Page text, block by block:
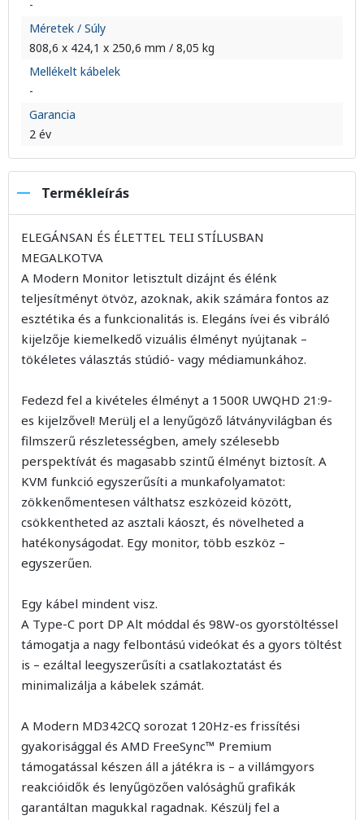
-
Méretek / Súly
808,6 x 424,1 x 250,6 mm / 8,05 kg
Mellékelt kábelek
-
Garancia
2 év
Termékleírás
ELEGÁNSAN ÉS ÉLETTEL TELI STÍLUSBAN
MEGALKOTVA
A Modern Monitor letisztult dizájnt és élénk
teljesítményt ötvöz, azoknak, akik számára fontos az
esztétika és a funkcionalitás is. Elegáns ívei és vibráló
kijelzője kiemelkedő vizuális élményt nyújtanak –
tökéletes választás stúdió- vagy médiamunkához.
Fedezd fel a kivételes élményt a 1500R UWQHD 21:9-
es kijelzővel! Merülj el a lenyűgöző látványvilágban és
filmszerű részletességben, amely szélesebb
perspektívát és magasabb szintű élményt biztosít. A
KVM funkció egyszerűsíti a munkafolyamatot:
zökkenőmentesen válthatsz eszközeid között,
csökkentheted az asztali káoszt, és növelheted a
hatékonyságodat. Egy monitor, több eszköz –
egyszerűen.
Egy kábel mindent visz.
A Type-C port DP Alt móddal és 98W-os gyorstöltéssel
támogatja a nagy felbontású videókat és a gyors töltést
is – ezáltal leegyszerűsíti a csatlakoztatást és
minimalizálja a kábelek számát.
A Modern MD342CQ sorozat 120Hz-es frissítési
gyakorisággal és AMD FreeSync™ Premium
támogatással készen áll a játékra is – a villámgyors
reakcióidők és lenyűgözően valósághű grafikák
garantáltan magukkal ragadnak. Készülj fel a